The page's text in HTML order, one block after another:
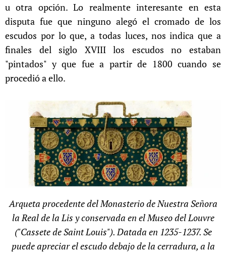
u otra opción. Lo realmente interesante en esta
disputa fue que ninguno alegó el cromado de los
escudos por lo que, a todas luces, nos indica que a
finales del siglo XVIII los escudos no estaban
"pintados" y que fue a partir de 1800 cuando se
procedió a ello.
Arqueta procedente del Monasterio de Nuestra Señora
la Real de la Lis y conservada en el Museo del Louvre
("Cassete de Saint Louis"). Datada en 1235-1237. Se
puede apreciar el escudo debajo de la cerradura, a la